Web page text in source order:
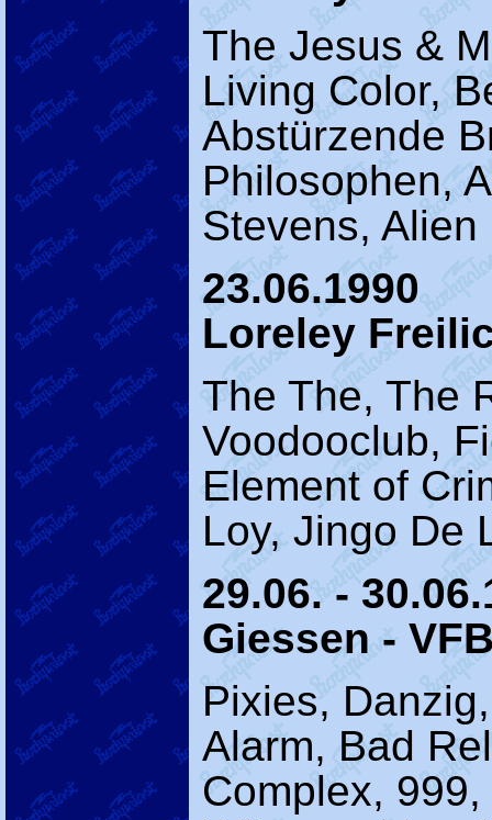
The Jesus &
Living Color,
Abstürzende
Philosophen,
Stevens, Alien
23.06.1990
Loreley
The The, The
Voodooclub,
Element of
Loy, Jingo De
29.06. -
Giessen -
Pixies,
Alarm, Bad
Complex,